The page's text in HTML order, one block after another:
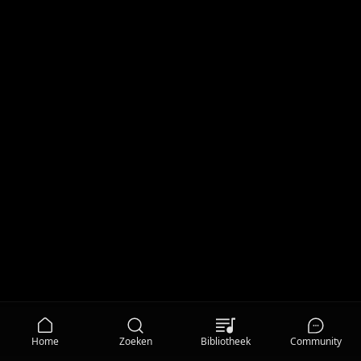
Home Zoeken Bibliotheek Community